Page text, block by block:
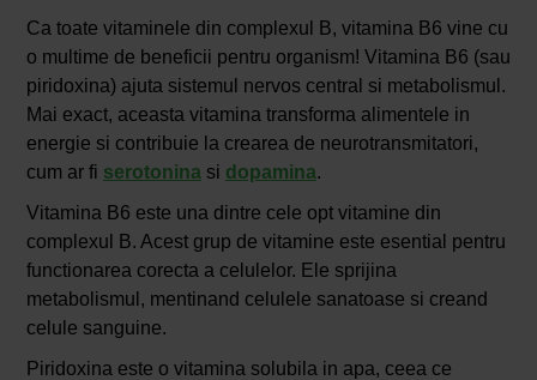
Ca toate vitaminele din complexul B, vitamina B6 vine cu
o multime de beneficii pentru organism! Vitamina B6 (sau
piridoxina) ajuta sistemul nervos central si metabolismul.
Mai exact, aceasta vitamina transforma alimentele in
energie si contribuie la crearea de neurotransmitatori,
cum ar fi serotonina si dopamina.
Vitamina B6 este una dintre cele opt vitamine din
complexul B. Acest grup de vitamine este esential pentru
functionarea corecta a celulelor. Ele sprijina
metabolismul, mentinand celulele sanatoase si creand
celule sanguine.
Piridoxina este o vitamina solubila in apa, ceea ce